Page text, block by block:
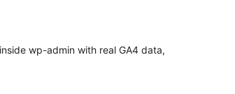
wp-admin with real GA4 data,